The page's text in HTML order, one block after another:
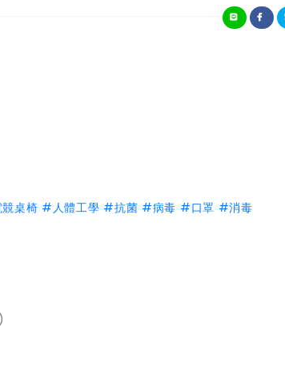
競桌椅 # 人體工學 #抗菌 #病毒 #口罩 #消毒